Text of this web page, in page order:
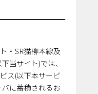
・SR猫柳本線及
当サイト)では、
ス(以下本サービ
に蓄積されるお